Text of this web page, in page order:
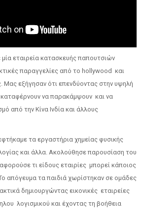
εταιρεία κατασκευής παπουτσιών
παραγγελίες από το hollywood και
Μας εξήγησαν ότι επενδύοντας στην υψηλή
καταφέρνουν να παρακάμψουν και να
από την Κίνα Ινδία και άλλους
τα εργαστήρια χημείας φυσικής
και άλλα. Ακολούθησε παρουσίαση του
τι είδους εταιρίες μπορεί κάποιος
Το απόγευμα τα παιδιά χωρίστηκαν σε ομάδες
δημιουργώντας εικονικές εταιρείες
λογισμικού και έχοντας τη βοήθεια